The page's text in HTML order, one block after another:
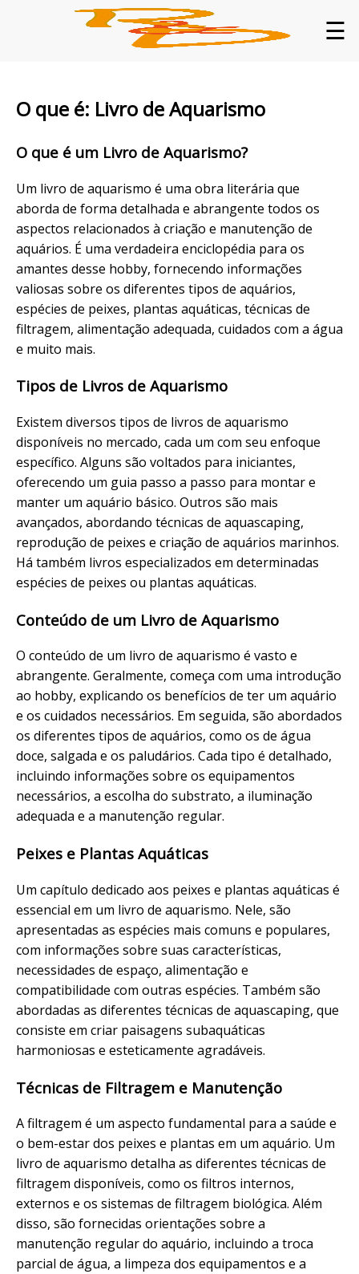
☰
O que é: Livro de Aquarismo
O que é um Livro de Aquarismo?
Um livro de aquarismo é uma obra literária que
aborda de forma detalhada e abrangente todos os
aspectos relacionados à criação e manutenção de
aquários. É uma verdadeira enciclopédia para os
amantes desse hobby, fornecendo informações
valiosas sobre os diferentes tipos de aquários,
espécies de peixes, plantas aquáticas, técnicas de
filtragem, alimentação adequada, cuidados com a água
e muito mais.
Tipos de Livros de Aquarismo
Existem diversos tipos de livros de aquarismo
disponíveis no mercado, cada um com seu enfoque
específico. Alguns são voltados para iniciantes,
oferecendo um guia passo a passo para montar e
manter um aquário básico. Outros são mais
avançados, abordando técnicas de aquascaping,
reprodução de peixes e criação de aquários marinhos.
Há também livros especializados em determinadas
espécies de peixes ou plantas aquáticas.
Conteúdo de um Livro de Aquarismo
O conteúdo de um livro de aquarismo é vasto e
abrangente. Geralmente, começa com uma introdução
ao hobby, explicando os benefícios de ter um aquário
e os cuidados necessários. Em seguida, são abordados
os diferentes tipos de aquários, como os de água
doce, salgada e os paludários. Cada tipo é detalhado,
incluindo informações sobre os equipamentos
necessários, a escolha do substrato, a iluminação
adequada e a manutenção regular.
Peixes e Plantas Aquáticas
Um capítulo dedicado aos peixes e plantas aquáticas é
essencial em um livro de aquarismo. Nele, são
apresentadas as espécies mais comuns e populares,
com informações sobre suas características,
necessidades de espaço, alimentação e
compatibilidade com outras espécies. Também são
abordadas as diferentes técnicas de aquascaping, que
consiste em criar paisagens subaquáticas
harmoniosas e esteticamente agradáveis.
Técnicas de Filtragem e Manutenção
A filtragem é um aspecto fundamental para a saúde e
o bem-estar dos peixes e plantas em um aquário. Um
livro de aquarismo detalha as diferentes técnicas de
filtragem disponíveis, como os filtros internos,
externos e os sistemas de filtragem biológica. Além
disso, são fornecidas orientações sobre a
manutenção regular do aquário, incluindo a troca
parcial de água, a limpeza dos equipamentos e a